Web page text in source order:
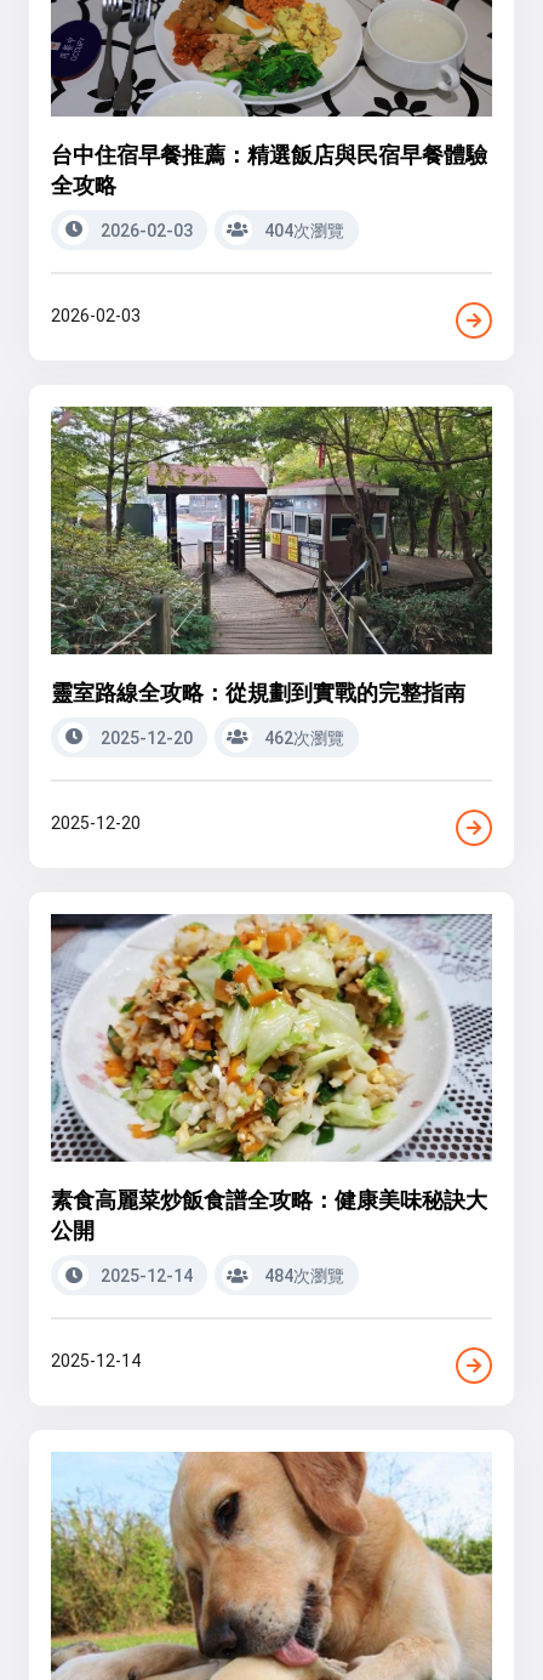
台中住宿早餐推薦：精選飯店與民宿早餐體驗
全攻略
2026-02-03 404次瀏覽
2026-02-03
靈室路線全攻略：從規劃到實戰的完整指南
2025-12-20 462次瀏覽
2025-12-20
素食高麗菜炒飯食譜全攻略：健康美味秘訣大
公開
2025-12-14 484次瀏覽
2025-12-14